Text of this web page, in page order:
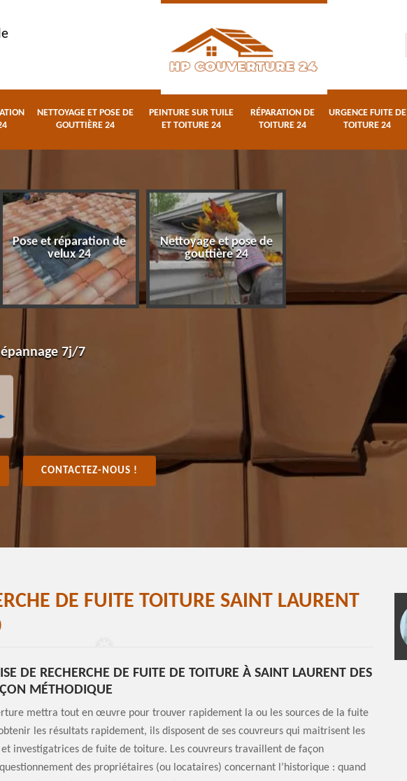
NETTOYAGE ET POSE DE
GOUTTIÈRE 24
PEINTURE SUR TUILE
ET TOITURE 24
RÉPARATION DE
TOITURE 24
URGENCE FUITE DE
TOITURE 24
Pose et réparation de
velux 24
Nettoyage et pose de
gouttière 24
7j/7
CONTACTEZ-NOUS !
DE FUITE TOITURE SAINT LAURENT
DE RECHERCHE DE FUITE DE TOITURE À SAINT LAURENT DES
MÉTHODIQUE
mettra tout en œuvre pour trouver rapidement la ou les sources de la fuite
les résultats rapidement, ils disposent de ses couvreurs qui maitrisent les
investigatrices de fuite de toiture. Les couvreurs travaillent de façon
des propriétaires (ou locataires) concernant l’historique : quand